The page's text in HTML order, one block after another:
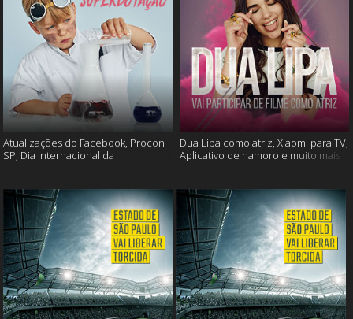
Atualizações do Facebook, Procon
SP, Dia Internacional da
Dua Lipa como atriz, Xiaomi para TV,
Aplicativo de namoro e muito mais